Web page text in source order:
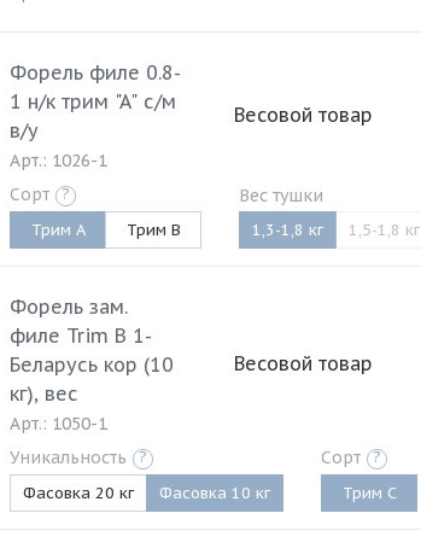
Форель филе 0.8-
1 н/к трим "A" с/м
в/у
Арт.: 1026-1
Весовой товар
Сорт ?
Трим А
Трим B
Вес тушки
1,3-1,8 кг 1,5-1,8 кг
Форель зам.
филе Trim В 1-
Беларусь кор (10
кг), вес
Арт.: 1050-1
Весовой товар
Уникальность
?
Фасовка 20 кг
Фасовка 10 кг
Сорт ?
Трим C